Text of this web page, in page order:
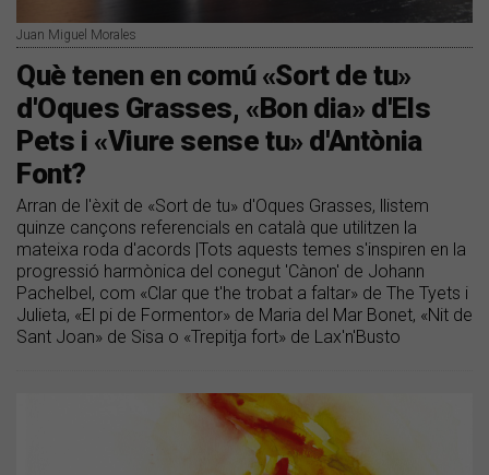
Juan Miguel Morales
Què tenen en comú «Sort de tu»
d'Oques Grasses, «Bon dia» d'Els
Pets i «Viure sense tu» d'Antònia
Font?
Arran de l'èxit de «Sort de tu» d'Oques Grasses, llistem
quinze cançons referencials en català que utilitzen la
mateixa roda d'acords |Tots aquests temes s'inspiren en la
progressió harmònica del conegut 'Cànon' de Johann
Pachelbel, com «Clar que t'he trobat a faltar» de The Tyets i
Julieta, «El pi de Formentor» de Maria del Mar Bonet, «Nit de
Sant Joan» de Sisa o «Trepitja fort» de Lax'n'Busto